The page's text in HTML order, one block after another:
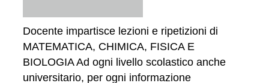
Docente impartisce lezioni e ripetizioni di
MATEMATICA, CHIMICA, FISICA E
BIOLOGIA Ad ogni livello scolastico anche
universitario, per ogni informazione